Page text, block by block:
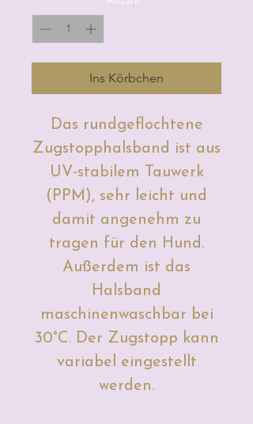
Ins Körbchen
Das rundgeflochtene
Zugstopphalsband ist aus
UV-stabilem Tauwerk
(PPM), sehr leicht und
damit angenehm zu
tragen für den Hund.
Außerdem ist das
Halsband
maschinenwaschbar bei
30°C. Der Zugstopp kann
variabel eingestellt
werden.